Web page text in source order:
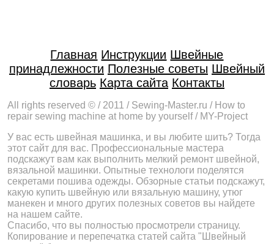
Главная Инструкции Швейные
принадлежности Полезные советы Швейный
словарь Карта сайта Контакты
All rights reserved © / 2011 / Sewing-Master.ru / How to
repair sewing machine at home by yourself / MY-Project
У вас есть швейная машинка, и вы любите шить? Тогда
этот сайт для вас. Профессиональные мастера
подскажут вам как выполнить мелкий ремонт швейной,
вязальной машинки. Опытные технологи поделятся
секретами пошива одежды. Обзорные статьи подскажут,
какую купить швейную или вязальную машину, утюг
манекен и много других полезных советов вы найдете
на нашем сайте.
Спасибо, что вы полностью просмотрели страницу.
Копирование и перепечатка статей сайта "Швейный